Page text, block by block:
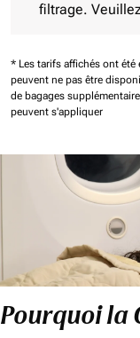
filtrage.
* Les tarifs affichés ont été
peuvent ne pas être
de bagages
peuvent s'appliquer
Pourquoi la